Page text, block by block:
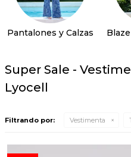
Pantalones y Calzas
Super Sale -
Lyocell
Filtrando por: Vestimenta